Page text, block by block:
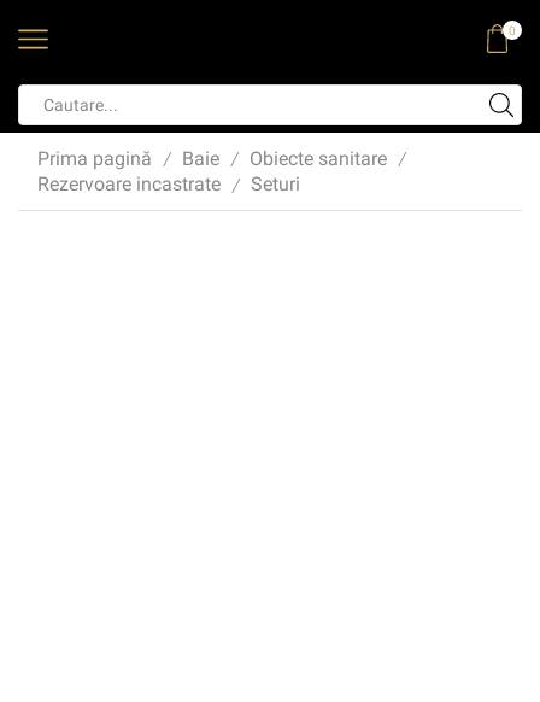
0
Prima pagină / Baie / Obiecte sanitare /
Rezervoare incastrate / Seturi